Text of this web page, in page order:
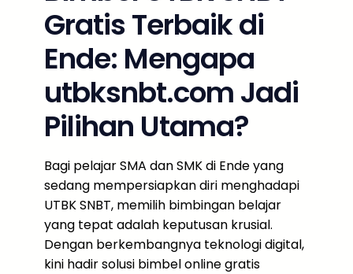
Gratis Terbaik di
Ende: Mengapa
utbksnbt.com Jadi
Pilihan Utama?
Bagi pelajar SMA dan SMK di Ende yang
sedang mempersiapkan diri menghadapi
UTBK SNBT, memilih bimbingan belajar
yang tepat adalah keputusan krusial.
Dengan berkembangnya teknologi digital,
kini hadir solusi bimbel online gratis